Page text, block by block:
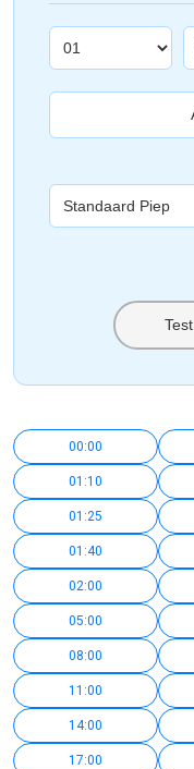
Test
00:00
01:10
01:25
01:40
02:00
05:00
08:00
11:00
14:00
17:00